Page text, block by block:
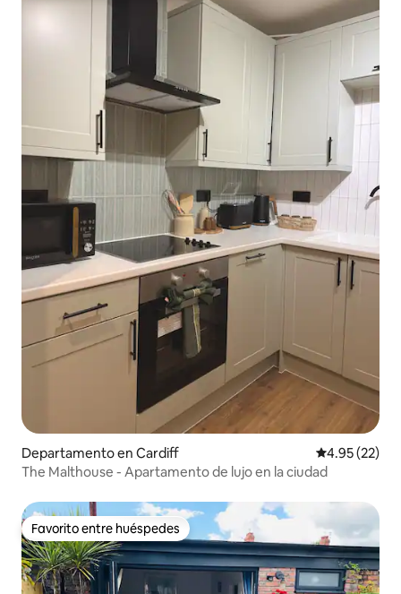
Departamento en Cardiff Calificación
4.95 (22)
The Malthouse - Apartamento de lujo en la ciudad
Favorito entre huéspedes
Favorito entre huéspedes